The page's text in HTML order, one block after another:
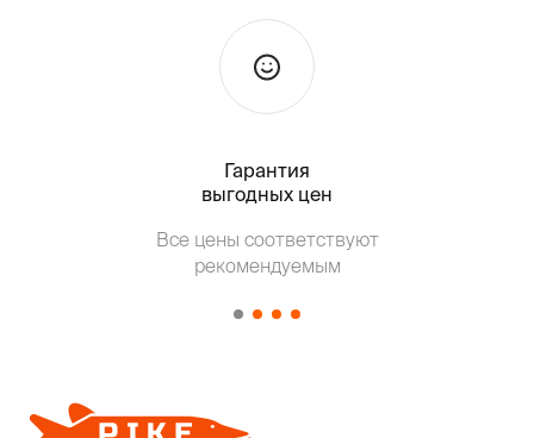
Гарантия
выгодных цен
Все цены соответствуют
рекомендуемым